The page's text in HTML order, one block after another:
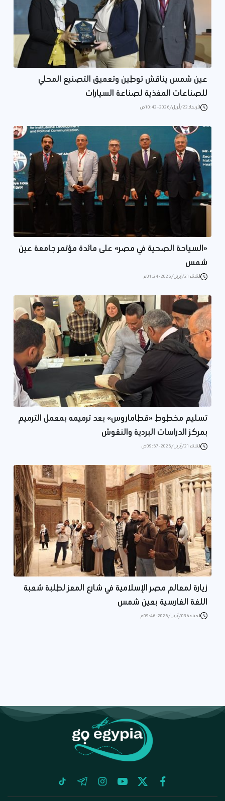
عين شمس يناقش توطين وتعميق التصنيع المحلي
للصناعات المغذية لصناعة السيارات
الأربعاء 22/أبريل/2026 - 10:42 ص
«السياحة الصحية في مصر» على مائدة مؤتمر جامعة عين
شمس
الثلاثاء 21/أبريل/2026 - 01:24 م
تسليم مخطوط «قطاماروس» بعد ترميمه بمعمل الترميم
بمركز الدراسات البردية والنقوش
الثلاثاء 21/أبريل/2026 - 09:57 ص
زيارة لمعالم مصر الإسلامية في شارع المعز لطلبة شعبة
اللغة الفارسية بعين شمس
الجمعة 03/أبريل/2026 - 09:46 م
facebook
twitter
youtube
instagram
telegram
tiktok